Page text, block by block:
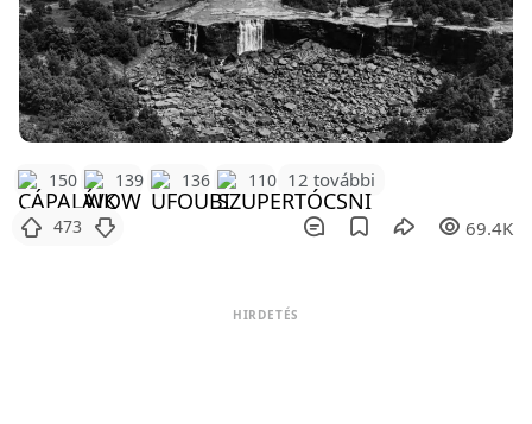
150 139 136 110 12 további
473 69.4K
HIRDETÉS